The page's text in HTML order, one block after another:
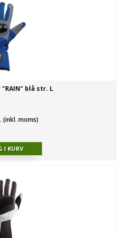
blå str. L
(inkl. moms)